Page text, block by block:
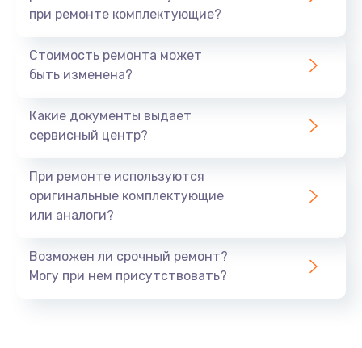
при ремонте комплектующие?
Стоимость ремонта может
быть изменена?
Какие документы выдает
сервисный центр?
При ремонте используются
оригинальные комплектующие
или аналоги?
Возможен ли срочный ремонт?
Могу при нем присутствовать?